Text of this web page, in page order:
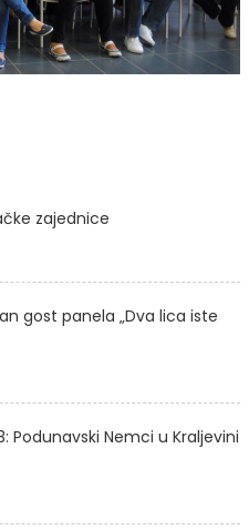
zajednice
gost panela „Dva lica iste
Podunavski Nemci u Kraljevini